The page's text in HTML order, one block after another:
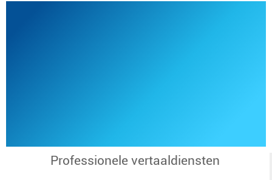
Professionele vertaaldiensten